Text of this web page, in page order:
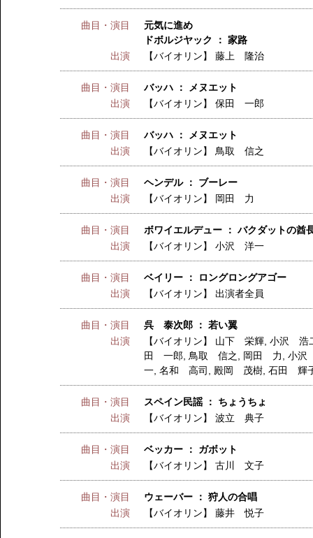
曲目・演目
元気に進め
ドボルジヤック ： 家路
出演
【バイオリン】藤上 隆治
曲目・演目
バッハ ： メヌエット
出演
【バイオリン】保田 一郎
曲目・演目
バッハ ： メヌエット
出演
【バイオリン】 鳥取 信之
曲目・演目
ヘンデル ： ブーレー
出演
【バイオリン】 岡田 力
曲目・演目
ボワイエルデュー ： バクダットの酋
出演
【バイオリン】小沢 洋一
曲目・演目
ベイリー ： ロングロングアゴー
出演
【バイオリン】出演者全員
曲目・演目
呉 泰次郎 ： 若い翼
出演
【バイオリン】 山下 栄輝 ,小沢 浩
田 一郎
鳥取 信之 岡田 力 ,小沢
一 ,名和 高司 殿岡 茂樹 ,石田 輝
曲目・演目
スペイン民謡 ： ちょうちょ
出演
【バイオリン】波立 典子
曲目・演目
ベッカー ： ガボット
出演
【バイオリン】古川 文子
曲目・演目
ウェーバー ： 狩人の合唱
出演
【バイオリン】藤井 悦子